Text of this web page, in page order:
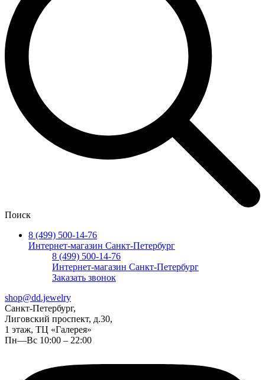
Поиск
8 (499) 500-14-76
Интернет-магазин Санкт-Петербург
8 (499) 500-14-76
Интернет-магазин Санкт-Петербург
Заказать звонок
shop@dd.jewelry
Санкт-Петербург,
Лиговский проспект, д.30,
1 этаж, ТЦ «Галерея»
Пн—Вс 10:00 – 22:00